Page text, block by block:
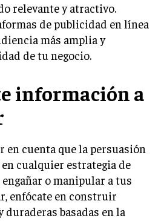
NEGOCIOS
COMERCIO ELECTRÓNICO
PRICING Y GESTIÓN DE
relevante y atractivo.
de publicidad en línea
más amplia y
de tu negocio.
información a
en cuenta que la persuasión
cualquier estrategia de
o manipular a tus
enfócate en construir
basadas en la